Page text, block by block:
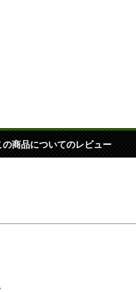
の商品についてのレビュー